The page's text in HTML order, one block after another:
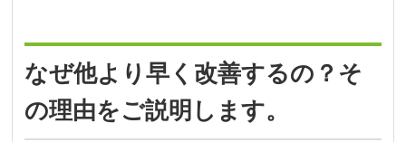
なぜ他より早く改善するの？そ
の理由をご説明します。